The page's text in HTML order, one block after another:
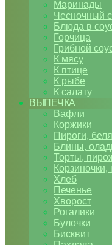
Маринады
Чесночный
Блюда в
Горчица
Грибной
К мясу
К птице
К рыбе
К салату
ВЫПЕЧКА
Вафли
Коржики
Пироги,
Блины,
Торты,
Корзиночки,
Хлеб
Печенье
Хворост
Рогалики
Булочки
Бисквит